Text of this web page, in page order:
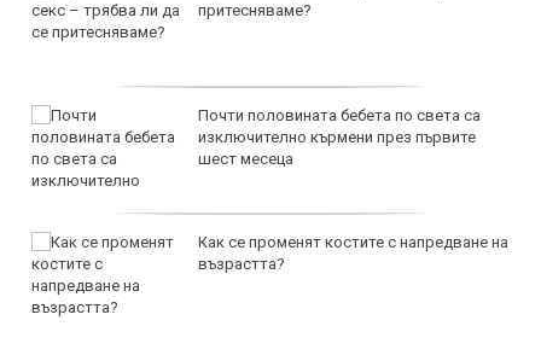
притесняваме?
Почти половината бебета по света са
изключително кърмени през първите
шест месеца
Как се променят костите с напредване на
възрастта?